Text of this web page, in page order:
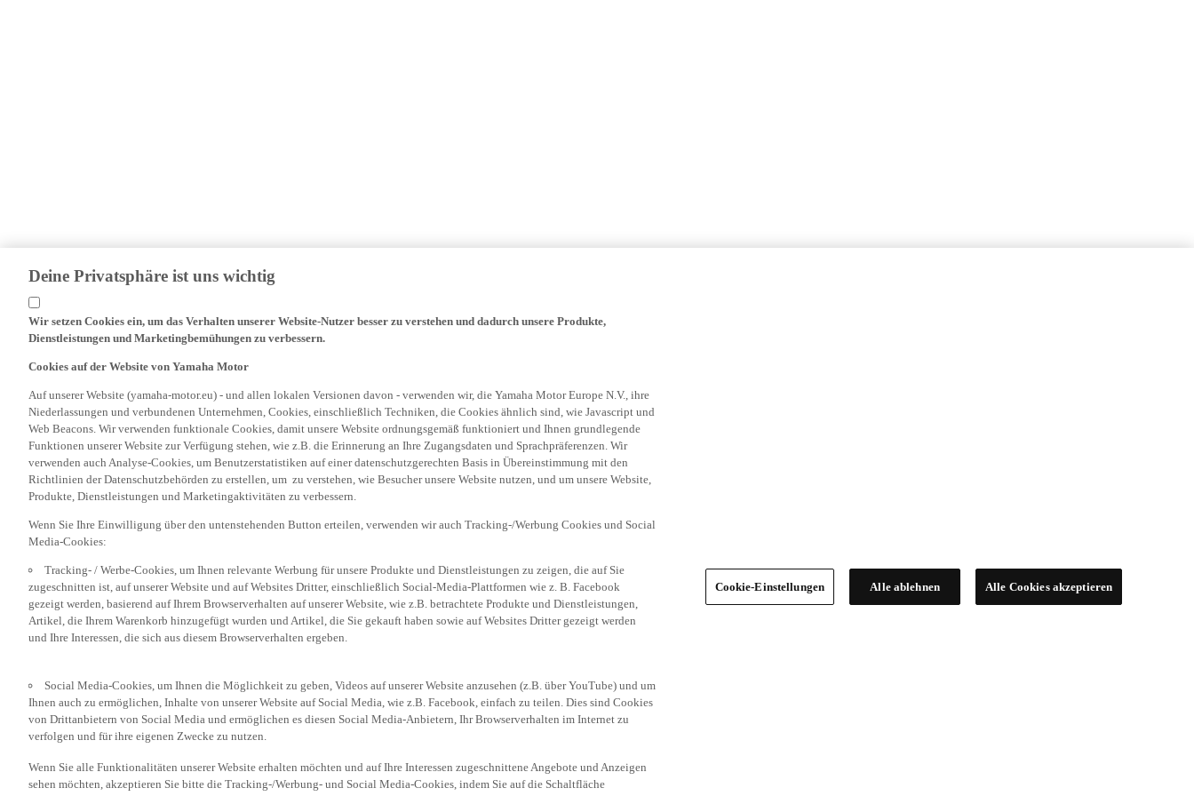
Wir setzen Cookies ein, um das Verhalten unserer Website-Nutzer besser zu verstehen und dadurch unsere Produkte,
Dienstleistungen und Marketingbemühungen zu verbessern.
Niederlassungen und verbundenen Unternehmen, Cookies, einschließlich Techniken, die Cookies ähnlich sind, wie Javascript und
Web Beacons. Wir verwenden funktionale Cookies, damit unsere Website ordnungsgemäß funktioniert und Ihnen grundlegende
Funktionen unserer Website zur Verfügung stehen, wie z.B. die Erinnerung an Ihre Zugangsdaten und Sprachpräferenzen. Wir
verwenden auch Analyse-Cookies, um Benutzerstatistiken auf einer datenschutzgerechten Basis in Übereinstimmung mit den
Richtlinien der Datenschutzbehörden zu erstellen, um zu verstehen, wie Besucher unsere Website nutzen, und um unsere Website,
Produkte, Dienstleistungen und Marketingaktivitäten zu verbessern.
Media-Cookies:
zugeschnitten ist, auf unserer Website und auf Websites Dritter, einschließlich Social-Media-Plattformen wie z. B. Facebook
gezeigt werden, basierend auf Ihrem Browserverhalten auf unserer Website, wie z.B. betrachtete Produkte und Dienstleistungen,
Artikel, die Ihrem Warenkorb hinzugefügt wurden und Artikel, die Sie gekauft haben sowie auf Websites Dritter gezeigt werden
und Ihre Interessen, die sich aus diesem Browserverhalten ergeben.
Ihnen auch zu ermöglichen, Inhalte von unserer Website auf Social Media, wie z.B. Facebook, einfach zu teilen. Dies sind Cookies
von Drittanbietern von Social Media und ermöglichen es diesen Social Media-Anbietern, Ihr Browserverhalten im Internet zu
verfolgen und für ihre eigenen Zwecke zu nutzen.
sehen möchten, akzeptieren Sie bitte die Tracking-/Werbung- und Social Media-Cookies, indem Sie auf die Schaltfläche
„Akzeptieren“ klicken. Wenn Sie diese Cookies nicht oder nur bestimmte Kategorien von Cookies (z.B. nur die Social Media-
Cookie-Einstellungen Alle ablehnen Alle Cookies akzeptieren